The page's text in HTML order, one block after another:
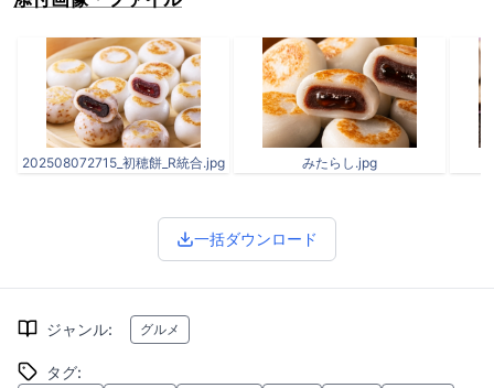
202508072715_初穂餅_R統合.jpg みたらし.jpg
一括ダウンロード
ジャンル: グルメ
タグ: